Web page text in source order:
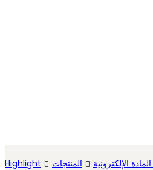
Highlight المنتجات الإلكترونية